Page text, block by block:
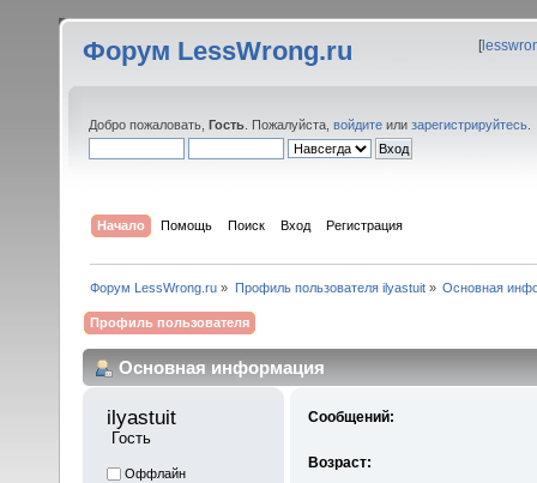
Форум LessWrong.ru [
Добро пожаловать, Гость . Пожалуйста, войдите или зарегистрируйтесь
Начало Помощь Поиск Вход Регистрация
Форум LessWrong.ru » Профиль пользователя ilyastuit» Основная
Профиль пользователя
Основная информация
ilyastuit
Гость
Оффлайн
Сообщений:
Возраст: